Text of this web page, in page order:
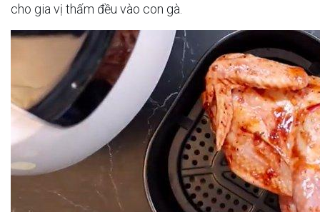
cho gia vị thấm đều vào con gà.